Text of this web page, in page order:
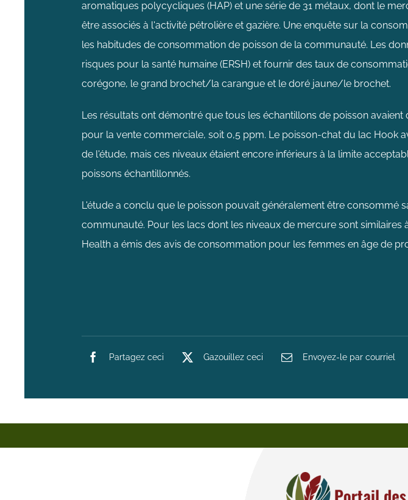
aromatiques polycycliques (HAP) et une série de 31 métaux, dont le
être associés à l'activité pétrolière et gazière. Une enquête sur la
les habitudes de consommation de poisson de la communauté. Les
risques pour la santé humaine (ERSH) et fournir des taux de
corégone, le grand brochet/la carangue et le doré jaune/le brochet.
Les résultats ont démontré que tous les échantillons de poisson
pour la vente commerciale, soit 0,5 ppm. Le poisson-chat du lac Hook
de l'étude, mais ces niveaux étaient encore inférieurs à la limite
poissons échantillonnés.
L'étude a conclu que le poisson pouvait généralement être consommé
communauté. Pour les lacs dont les niveaux de mercure sont
Health a émis des avis de consommation pour les femmes en âge de
Partagez ceci Gazouillez ceci Envoyez-le par courriel